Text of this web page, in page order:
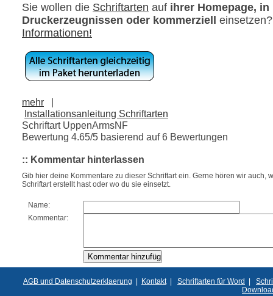
Sie wollen die Schriftarten auf ihrer Homepage, in
Druckerzeugnissen oder kommerziell
Informationen!
mehr
|
Installationsanleitung Schriftarten
Schriftart UppenArmsNF
Bewertung 4.65/5 basierend auf6 Bewertungen
:: Kommentar hinterlassen
Gib hier deine Kommentare zu dieser Schriftart ein. Gerne hören wir auch,
Schriftart erstellt hast oder wo du sie einsetzt.
Name:
Kommentar:
AGB und Datenschutzerklaerung | Kontakt| Schriftarten für Word |